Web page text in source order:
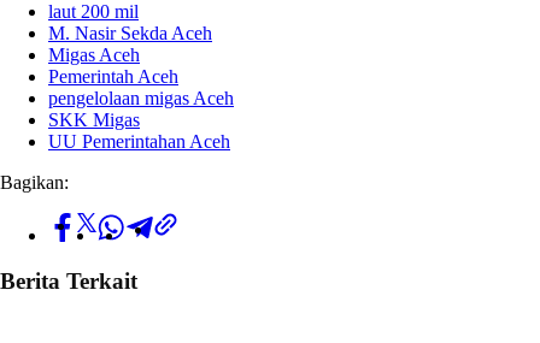
laut 200 mil
M. Nasir Sekda Aceh
Migas Aceh
Pemerintah Aceh
pengelolaan migas Aceh
SKK Migas
UU Pemerintahan Aceh
Bagikan:
Berita Terkait